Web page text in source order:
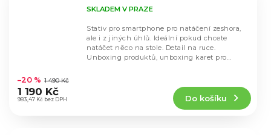
hodnocení
produktu
je
SKLADEM V PRAZE
983,47 Kč bez DPH
–20 % 1 490 Kč
1 190 Kč
Do košíku
Stativ pro smartphone pro natáčení zeshora,
ale i z jiných úhlů. Ideální pokud chcete
natáčet něco na stole. Detail na ruce.
Unboxing produktů, unboxing karet pro